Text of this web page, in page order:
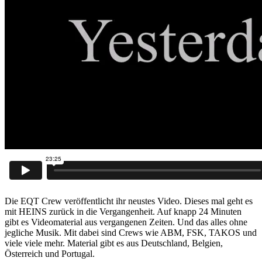
Die EQT Crew veröffentlicht ihr neustes Video. Dieses mal geht es
mit HEINS zurück in die Vergangenheit. Auf knapp 24 Minuten
gibt es Videomaterial aus vergangenen Zeiten. Und das alles ohne
jegliche Musik. Mit dabei sind Crews wie ABM, FSK, TAKOS und
viele viele mehr. Material gibt es aus Deutschland, Belgien,
Österreich und Portugal.